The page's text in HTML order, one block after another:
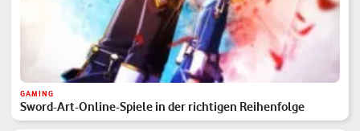
GAMING
Sword-Art-Online-Spiele in der richtigen Reihenfolge